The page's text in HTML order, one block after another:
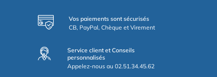
Vos paiements sont sécurisés
CB, PayPal, Chèque et Virement
Service client et Conseils
personnalisés
Appelez-nous au 02.51.34.45.62